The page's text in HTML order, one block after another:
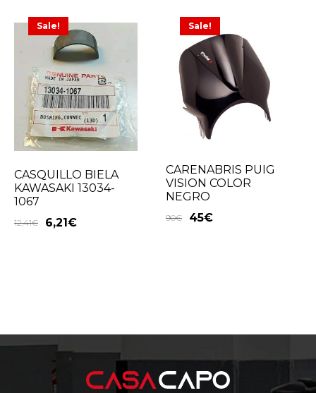
Sale!
CASQUILLO BIELA
KAWASAKI 13034-
1067
12,41€ 6,21 €
Sale!
CARENABRIS PUIG
VISION COLOR
NEGRO
90€ 45€